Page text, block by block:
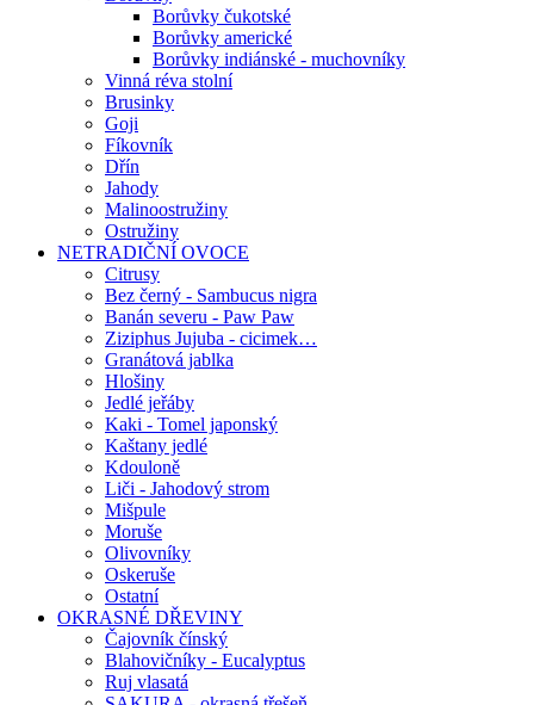
Borůvky čukotské
Borůvky americké
Borůvky indiánské - muchovníky
Vinná réva stolní
Brusinky
Goji
Fíkovník
Dřín
Jahody
Malinoostružiny
Ostružiny
NETRADIČNÍ OVOCE
Citrusy
Bez černý - Sambucus nigra
Banán severu - Paw Paw
Ziziphus Jujuba - cicimek…
Granátová jablka
Hlošiny
Jedlé jeřáby
Kaki - Tomel japonský
Kaštany jedlé
Kdouloně
Liči - Jahodový strom
Mišpule
Moruše
Olivovníky
Oskeruše
Ostatní
OKRASNÉ DŘEVINY
Čajovník čínský
Blahovičníky - Eucalyptus
Ruj vlasatá